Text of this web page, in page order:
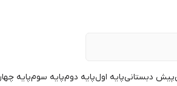
پیش دبستانیپایه اولپایه دومپایه سومپایه